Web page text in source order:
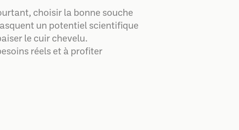
choisir la bonne souche
un potentiel scientifique
le cuir chevelu.
réels et à profiter